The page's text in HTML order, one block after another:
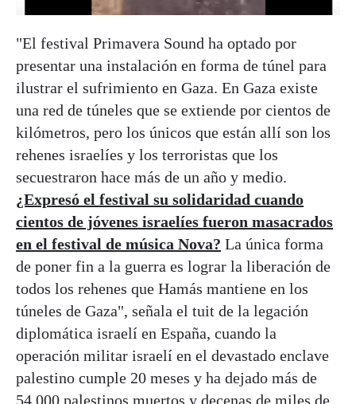
"El festival Primavera Sound ha optado por
presentar una instalación en forma de túnel para
ilustrar el sufrimiento en Gaza. En Gaza existe
una red de túneles que se extiende por cientos de
kilómetros, pero los únicos que están allí son los
rehenes israelíes y los terroristas que los
secuestraron hace más de un año y medio.
¿Expresó el festival su solidaridad cuando
cientos de jóvenes israelíes fueron masacrados
en el festival de música Nova? La única forma
de poner fin a la guerra es lograr la liberación de
todos los rehenes que Hamás mantiene en los
túneles de Gaza", señala el tuit de la legación
diplomática israelí en España, cuando la
operación militar israelí en el devastado enclave
palestino cumple 20 meses y ha dejado más de
54.000 palestinos muertos y decenas de miles de